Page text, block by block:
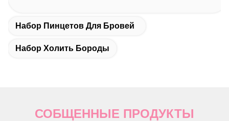
Набор Пинцетов Для Бровей
Набор Холить Бороды
СОБЩЕННЫЕ ПРОДУКТЫ